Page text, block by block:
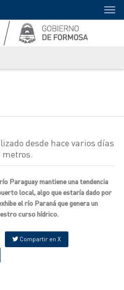
desde hace varios días
metros.
Paraguay mantiene una tendencia
local, algo que estaría dado por
el río Paraná que genera un
curso hídrico.
Compartir en X